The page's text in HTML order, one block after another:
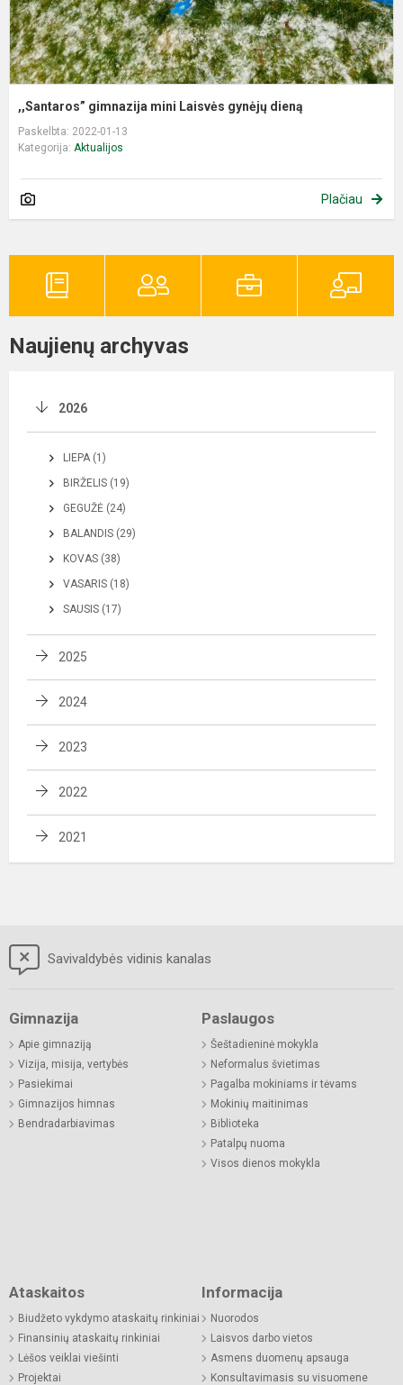
,,Santaros” gimnazija mini Laisvės gynėjų dieną
Paskelbta: 2022-01-13
Kategorija: Aktualijos
Plačiau
Naujienų archyvas
2026
LIEPA (1)
BIRŽELIS (19)
GEGUŽĖ (24)
BALANDIS (29)
KOVAS (38)
VASARIS (18)
SAUSIS (17)
2025
2024
2023
2022
2021
Savivaldybės vidinis kanalas
Gimnazija
Apie gimnaziją
Vizija, misija, vertybės
Pasiekimai
Gimnazijos himnas
Bendradarbiavimas
Paslaugos
Šeštadieninė mokykla
Neformalus švietimas
Pagalba mokiniams ir tėvams
Mokinių maitinimas
Biblioteka
Patalpų nuoma
Visos dienos mokykla
Ataskaitos
Biudžeto vykdymo ataskaitų rinkiniai
Finansinių ataskaitų rinkiniai
Lėšos veiklai viešinti
Projektai
Informacija
Nuorodos
Laisvos darbo vietos
Asmens duomenų apsauga
Konsultavimasis su visuomene